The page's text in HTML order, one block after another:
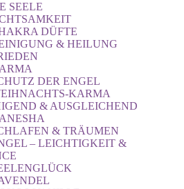
SEELE
DÜFTE
& HEILUNG
DER ENGEL
KARMA
& AUSGLEICHEND
& TRÄUMEN
– LEICHTIGKEIT &